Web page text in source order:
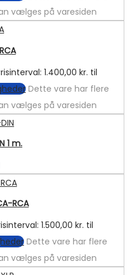
vælges på varesiden
1.400,00 kr. til
Dette vare har flere
vælges på varesiden
1 m.
RCA
1.500,00 kr. til
Dette vare har flere
vælges på varesiden